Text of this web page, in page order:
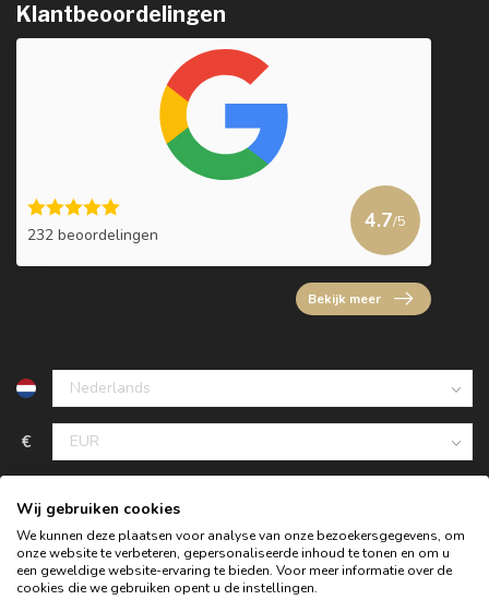
Klantbeoordelingen
232 beoordelingen
4.7/5
Bekijk meer
€
Wij gebruiken cookies
We kunnen deze plaatsen voor analyse van onze bezoekersgegevens, om
onze website te verbeteren, gepersonaliseerde inhoud te tonen en om u
een geweldige website-ervaring te bieden. Voor meer informatie over de
cookies die we gebruiken opent u de instellingen.